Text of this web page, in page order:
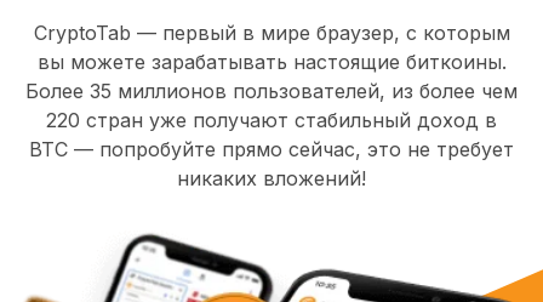
CryptoTab — первый в мире браузер, с которым
вы можете зарабатывать настоящие биткоины.
Более 35 миллионов пользователей, из более чем
220 стран уже получают стабильный доход в
BTC — попробуйте прямо сейчас, это не требует
никаких вложений!